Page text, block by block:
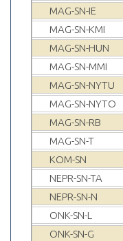
MAG-SN-IE
MAG-SN-KMI
MAG-SN-HUN
MAG-SN-MMI
MAG-SN-NYTU
MAG-SN-NYTO
MAG-SN-RB
MAG-SN-T
KOM-SN
NEPR-SN-TA
NEPR-SN-N
ONK-SN-L
ONK-SN-G